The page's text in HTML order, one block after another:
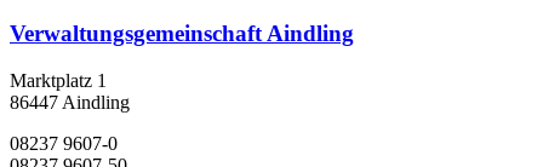
Verwaltungsgemeinschaft Aindling
Marktplatz 1
86447 Aindling
08237 9607-0